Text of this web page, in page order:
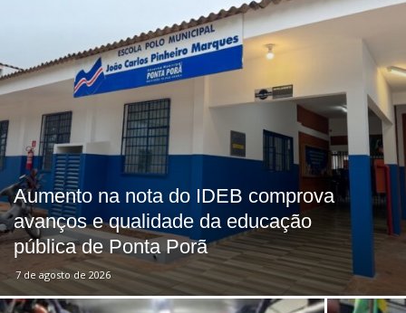
Aumento na nota do IDEB comprova
avanços e qualidade da educação
pública de Ponta Porã
7 de agosto de 2026